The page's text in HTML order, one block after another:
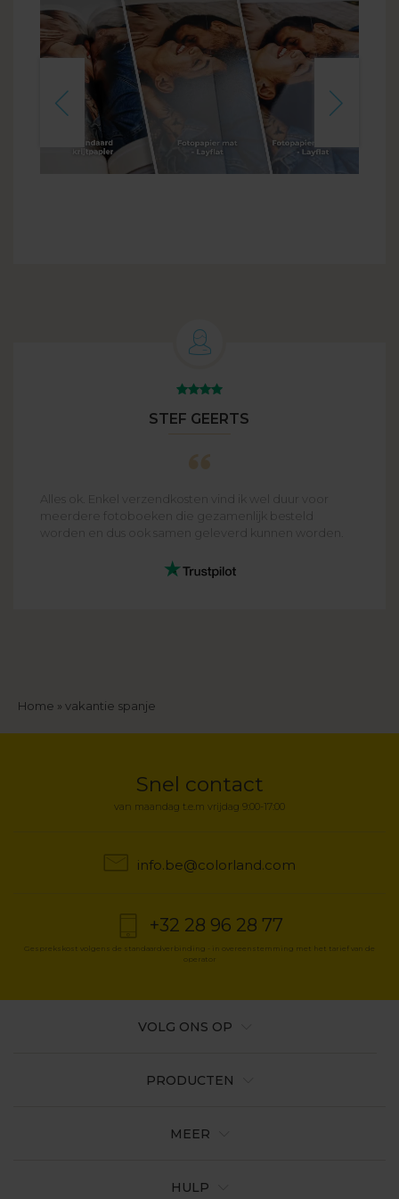
STEF GEERTS
Alles ok. Enkel verzendkosten vind ik wel duur voor
meerdere fotoboeken die gezamenlijk besteld
worden en dus ook samen geleverd kunnen worden.
Kruimelpad
Home vakantie spanje
Snel contact
van maandag t.e.m vrijdag 9:00-17:00
info.be@colorland.com
+32 28 96 28 77
Gesprekskost volgens de standaardverbinding - in overeenstemming met het tarief van de
operator
PRODUCTEN
MEER
HULP
VOLG ONS OP